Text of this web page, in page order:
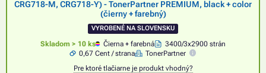
CRG718-M, CRG718-Y) - TonerPartner PREMIUM, black + color
(čierny + farebný)
VYROBENÉ NA SLOVENSKU
Skladom > 10 ks Čierna + farebná
3400/3x2900 strán
0,67 Cent / strana
TonerPartner
Pre ktoré tlačiarne je produkt vhodný?